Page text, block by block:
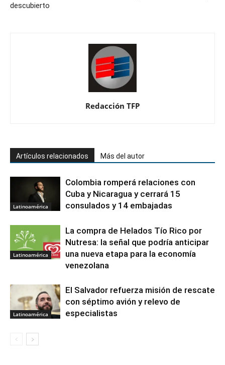
descubierto
Redacción TFP
Artículos relacionados Más del autor
Latinoamérica
Colombia romperá relaciones con
Cuba y Nicaragua y cerrará 15
consulados y 14 embajadas
Latinoamérica
La compra de Helados Tío Rico por
Nutresa: la señal que podría anticipar
una nueva etapa para la economía
venezolana
Latinoamérica
El Salvador refuerza misión de rescate
con séptimo avión y relevo de
especialistas